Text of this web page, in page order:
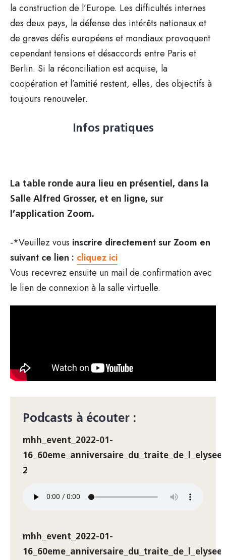
la construction de l’Europe. Les difficultés internes
des deux pays, la défense des intérêts nationaux et
de graves défis européens et mondiaux provoquent
cependant tensions et désaccords entre Paris et
Berlin. Si la réconciliation est acquise, la
coopération et l’amitié restent, elles, des objectifs à
toujours renouveler.
Infos pratiques
La table ronde aura lieu en présentiel, dans la
Salle Alfred Grosser, et en ligne, sur
l’application Zoom.
-*Veuillez vous inscrire directement sur Zoom en
suivant ce lien : cliquez ici
Vous recevrez ensuite un mail de confirmation avec
le lien de connexion à la salle virtuelle.
Podcasts à écouter :
mhh_event_2022-01-
16_60eme_anniversaire_du_traite_de_l_elysee-
2
mhh_event_2022-01-
16_60eme_anniversaire_du_traite_de_l_elysee-